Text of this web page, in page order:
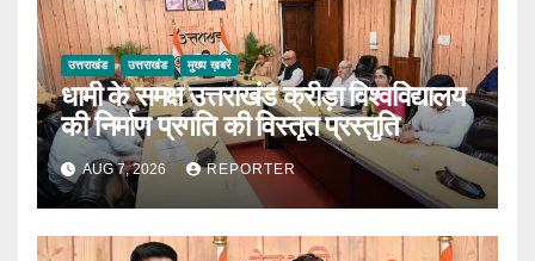
उत्तराखंड उत्तराखंड मुख्य ख़बरें
धामी के समक्ष उत्तराखंड क्रीड़ा विश्वविद्यालय
की निर्माण प्रगति की विस्तृत प्रस्तुति
AUG 7, 2026 REPORTER